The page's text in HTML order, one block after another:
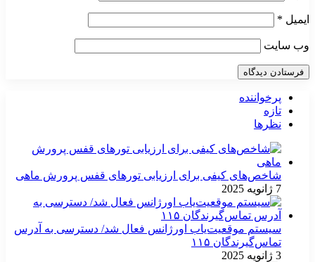
ایمیل *
وب‌ سایت
پرخواننده
تازه
نظرها
شاخص‌های کیفی برای ارزیابی تورهای قفس پرورش ماهی
7 ژانویه 2025
سیستم موقعیت‌یاب اورژانس فعال شد/ دسترسی به آدرس
تماس‌گیرندگان ۱۱۵
3 ژانویه 2025